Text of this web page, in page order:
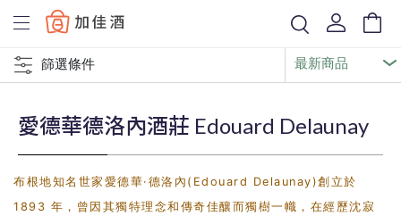
Baccus
篩選條件
愛德華德洛內酒莊 Edouard Delaunay
布根地知名世家愛德華·德洛內(Edouard Delaunay)創立於
1893 年，曾因其獨特理念和傳奇佳釀而獨樹一幟，在經歷沈寂